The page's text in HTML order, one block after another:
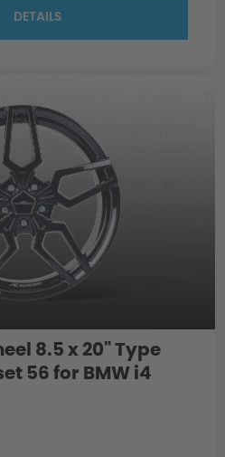
DETAILS
8.5 x 20" Type
56 for BMW i4